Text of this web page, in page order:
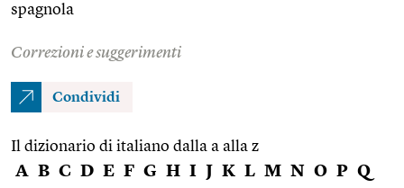
spagnola
Correzioni e suggerimenti
Condividi
Il dizionario di italiano dalla a alla z
A B C D E F G H I J K L M N O P Q